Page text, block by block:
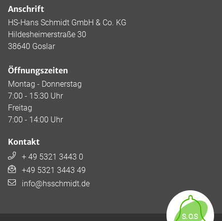
S.O.S
Anschrift
HS-Hans Schmidt GmbH & Co. KG
Hildesheimerstraße 30
38640 Goslar
Öffnungszeiten
Montag - Donnerstag
7:00 - 15:30 Uhr
Freitag
7:00 - 14:00 Uhr
Kontakt
+ 49 5321 3443 0
+49 5321 3443 49
info@hsschmidt.de